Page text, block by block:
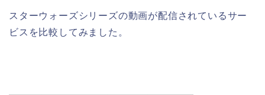
スターウォーズシリーズの動画が配信されているサー
ビスを比較してみました。